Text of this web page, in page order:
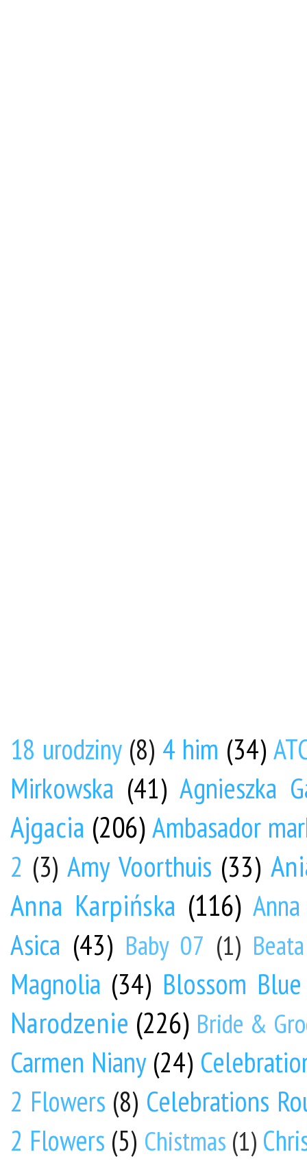
18 urodziny (8) 4 him (34)
Mirkowska (41) Agnieszka
Ajgacia (206)Ambasador
2 (3) Amy Voorthuis (33)
Anna Karpińska (116)
Asica (43) Baby 07 (1)
Magnolia (34) Blossom Blue
Narodzenie (226) Bride &
Carmen Niany (24)
2 Flowers (8) Celebrations
2 Flowers (5) Chistmas (1)